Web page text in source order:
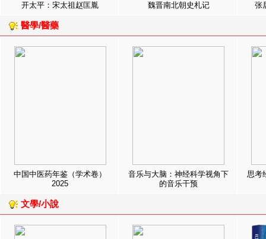
开太平：宋太祖赵匡胤 魏晋南北朝史札记 张
醫學/醫藥
中国中医药年鉴（学术卷）
2025
音乐与大脑：神经科学视角下
的音乐干预
思考
文學/小說